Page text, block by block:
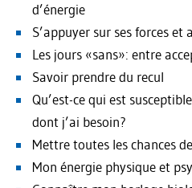
d’énergie
S’appuyer sur ses forces et
Les jours «sans»: entre
Savoir prendre du recul
Qu’est-ce qui est
dont j’ai besoin?
Mettre toutes les chances
Mon énergie physique et